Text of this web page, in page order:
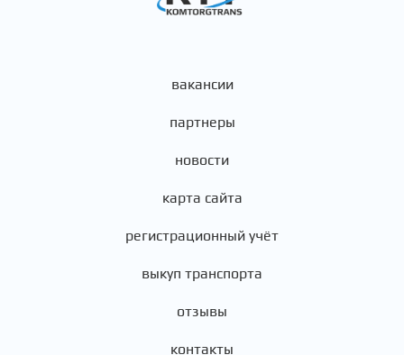
вакансии
партнеры
новости
карта сайта
регистрационный учёт
выкуп транспорта
отзывы
контакты